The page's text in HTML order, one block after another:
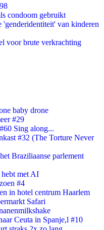
condoom gebruikt
van kinderen
voor brute verkrachting
baby drone
#29
Sing along...
#32 (The Torture Never
Braziliaanse parlement
met AI
#4
in hotel centrum Haarlem
Safari
Ceuta in Spanje,l #10